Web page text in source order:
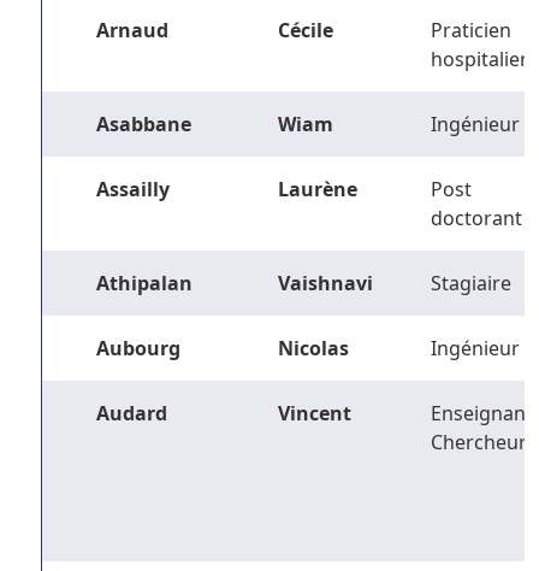
Arnaud Cécile
Praticien
hospitalier
Asabbane Wiam Ingénieur
Assailly Laurène
Post
doctorant
Athipalan Vaishnavi Stagiaire
Aubourg Nicolas Ingénieur
Audard Vincent
Enseignant-
Chercheur